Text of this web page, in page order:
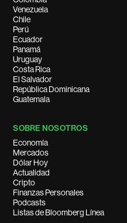
Venezuela
Chile
Perú
Ecuador
Panamá
Uruguay
Costa Rica
El Salvador
República Dominicana
Guatemala
SOBRE NOSOTROS
Economía
Mercados
Dólar Hoy
Actualidad
Cripto
Finanzas Personales
Podcasts
Listas de Bloomberg Línea